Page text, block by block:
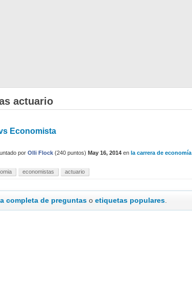
actuario
Economista
por Olli Flock (240 puntos) May 16, 2014 en la carrera de economía
economistas actuario
completa de preguntas o etiquetas populares